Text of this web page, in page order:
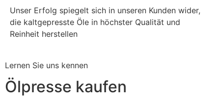
Unser Erfolg spiegelt sich in unseren Kunden wider,
die kaltgepresste Öle in höchster Qualität und
Reinheit herstellen
Lernen Sie uns kennen
Ölpresse kaufen